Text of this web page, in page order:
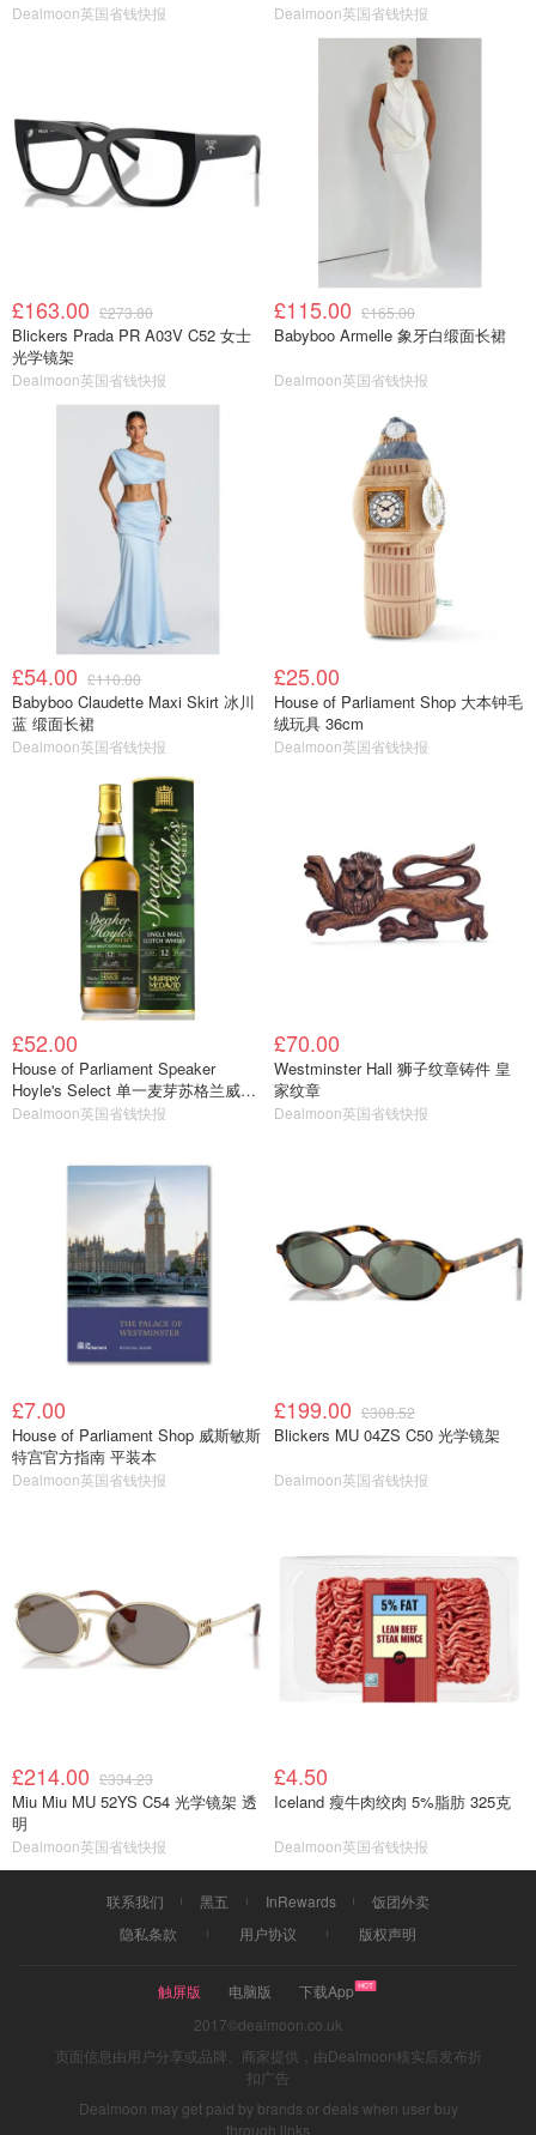
Dealmoon英国省钱快报 Dealmoon英国省钱快报
£163.00 £273.80
Blickers Prada PR A03V C52 女士
光学镜架
Dealmoon英国省钱快报
£115.00 £165.00
Babyboo Armelle 象牙白缎面长裙
Dealmoon英国省钱快报
£54.00 £110.00
Babyboo Claudette Maxi Skirt 冰川
蓝 缎面长裙
Dealmoon英国省钱快报
£25.00
House of Parliament Shop 大本钟毛
绒玩具 36cm
Dealmoon英国省钱快报
£52.00
House of Parliament Speaker
Hoyle's Select 单一麦芽苏格兰威士
忌 70cl
Dealmoon英国省钱快报
£70.00
Westminster Hall 狮子纹章铸件 皇
家纹章
Dealmoon英国省钱快报
£7.00
House of Parliament Shop 威斯敏斯
特宫官方指南 平装本
Dealmoon英国省钱快报
£199.00 £308.52
Blickers MU 04ZS C50 光学镜架
Dealmoon英国省钱快报
£214.00 £334.23
Miu Miu MU 52YS C54 光学镜架 透
明
Dealmoon英国省钱快报
£4.50
Iceland 瘦牛肉绞肉 5%脂肪 325克
Dealmoon英国省钱快报
联系我们 黑五 InRewards
饭团外卖
隐私条款
用户协议 版权声明
触屏版 电脑版
下载App
2017©dealmoon.co.uk
页面信息由用户分享或品牌、商家提供，由Dealmoon核实后发布折
扣广告
Dealmoon may get paid by brands or deals when user buy
through links